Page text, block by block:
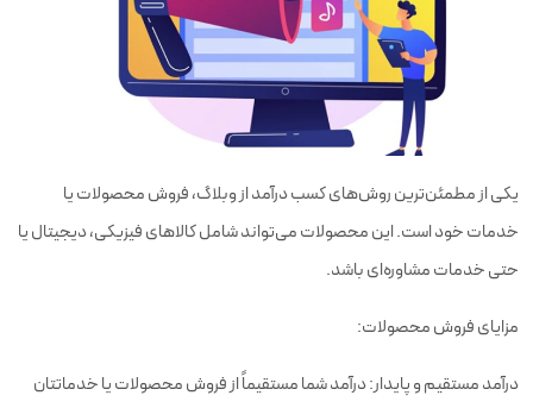
یکی از مطمئن‌ترین روش‌های کسب درآمد از وبلاگ، فروش محصولات یا
خدمات خود است. این محصولات می‌تواند شامل کالاهای فیزیکی، دیجیتال یا
حتی خدمات مشاوره‌ای باشد.
مزایای فروش محصولات:
درآمد مستقیم و پایدار: درآمد شما مستقیماً از فروش محصولات یا خدماتتان